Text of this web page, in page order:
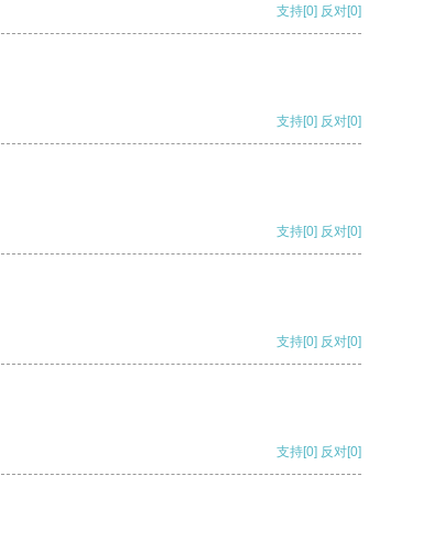
支持[0] 反对[0]
支持[0] 反对[0]
支持[0] 反对[0]
支持[0] 反对[0]
支持[0] 反对[0]